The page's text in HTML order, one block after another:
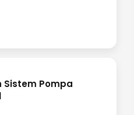
Sistem Pompa